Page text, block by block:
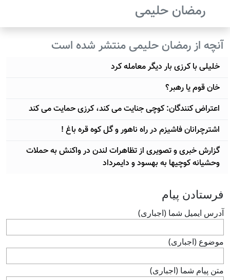
رمضان حلیمی
آنچه از رمضان حلیمی منتشر شده است
خلیلی با کرزی بار دیگر معامله کرد
خان قوم یا رهبر؟
اعتراض کنندگان: کوچی جنایت می کند، کرزی حمایت می کند
اشترچرانان فاشیزم در راه ناهور و گل کوه قره باغ !
گزارش خبری و تصویری از تظاهرات لندن در واکنش به حملات
وحشیانه کوچیها به بهسود و دایمرداد
فرستادن پيام
آدرس ايميل شما (اجباری)
موضوع (اجباری)
متن پيام شما (اجباری)